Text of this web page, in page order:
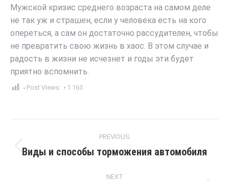
Мужской кризис среднего возраста на самом деле
не так уж и страшен, если у человека есть на кого
опереться, а сам он достаточно рассудителен, чтобы
не превратить свою жизнь в хаос. В этом случае и
радость в жизни не исчезнет и годы эти будет
приятно вспомнить.
Post Views: 1 163
navigation
PREVIOUS
Previous
Виды и способы торможения автомобиля
NEXT